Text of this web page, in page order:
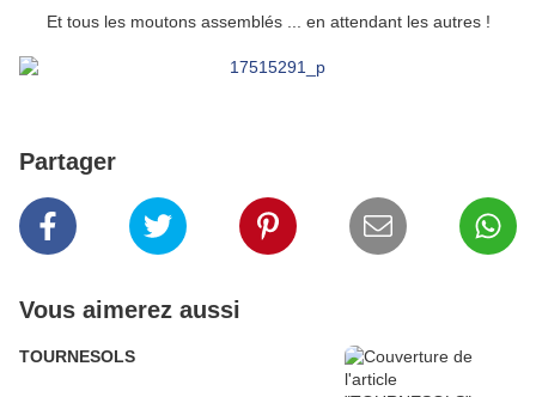
Et tous les moutons assemblés ... en attendant les autres !
Partager
Vous aimerez aussi
TOURNESOLS